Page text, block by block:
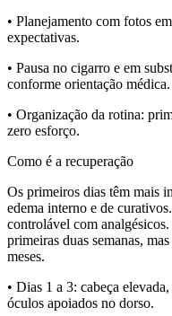
• Planejamento com fotos
expectativas.
• Pausa no cigarro e em
conforme orientação médica.
• Organização da rotina:
zero esforço.
Como é a recuperação
Os primeiros dias têm mais
edema interno e de
controlável com
primeiras duas semanas,
meses.
• Dias 1 a 3: cabeça
óculos apoiados no dorso.